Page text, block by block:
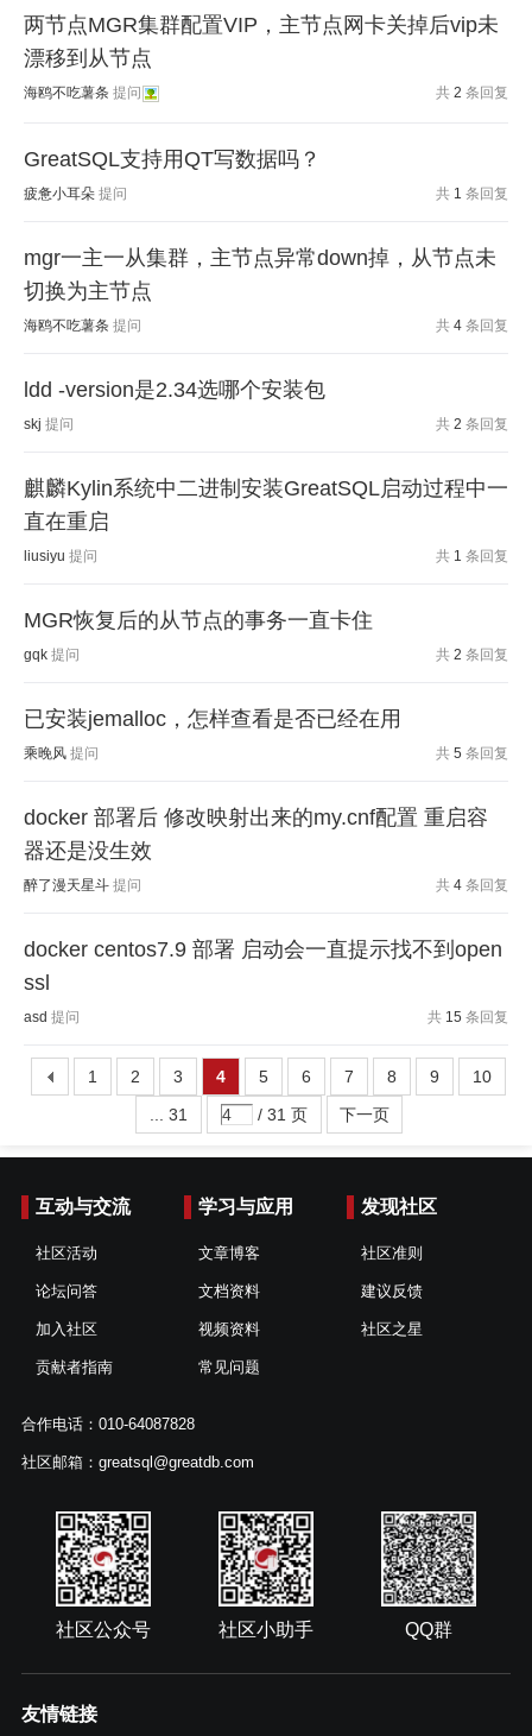
两节点MGR集群配置VIP，主节点网卡关掉后vip未
漂移到从节点
海鸥不吃薯条 提问 共 2 条回复
GreatSQL支持用QT写数据吗？
疲惫小耳朵 提问 共 1 条回复
mgr一主一从集群，主节点异常down掉，从节点未
切换为主节点
海鸥不吃薯条 提问 共 4 条回复
ldd -version是2.34选哪个安装包
skj 提问 共 2 条回复
麒麟Kylin系统中二进制安装GreatSQL启动过程中一
直在重启
liusiyu 提问 共 1 条回复
MGR恢复后的从节点的事务一直卡住
gqk 提问 共 2 条回复
已安装jemalloc，怎样查看是否已经在用
乘晚风 提问 共 5 条回复
docker 部署后 修改映射出来的my.cnf配置 重启容
器还是没生效
醉了漫天星斗 提问 共 4 条回复
docker centos7.9 部署 启动会一直提示找不到open
ssl
asd 提问 共 15 条回复
1 2 3 4 5 6 7 8 9
10
... 31
/ 31 页 下一页
互动与交流
社区活动
论坛问答
加入社区
贡献者指南
学习与应用
文章博客
文档资料
视频资料
常见问题
发现社区
社区准则
建议反馈
社区之星
合作电话：010-64087828
社区邮箱：greatsql@greatdb.com
社区公众号 社区小助手 QQ群
友情链接